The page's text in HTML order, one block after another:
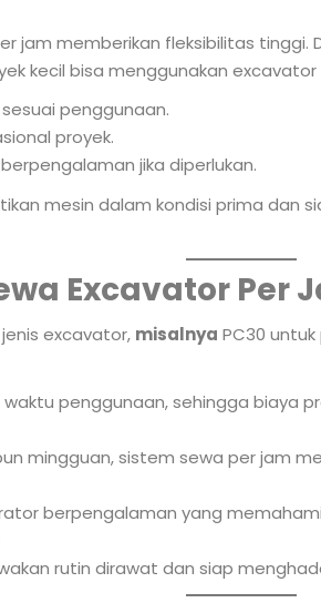
jam memberikan fleksibilitas tinggi.
kecil bisa menggunakan excavator
penggunaan.
proyek.
jika diperlukan.
mesin dalam kondisi prima dan
Excavator Per
excavator, misalnya PC30
penggunaan, sehingga biaya
mingguan, sistem sewa per jam
berpengalaman yang
rutin dirawat dan siap